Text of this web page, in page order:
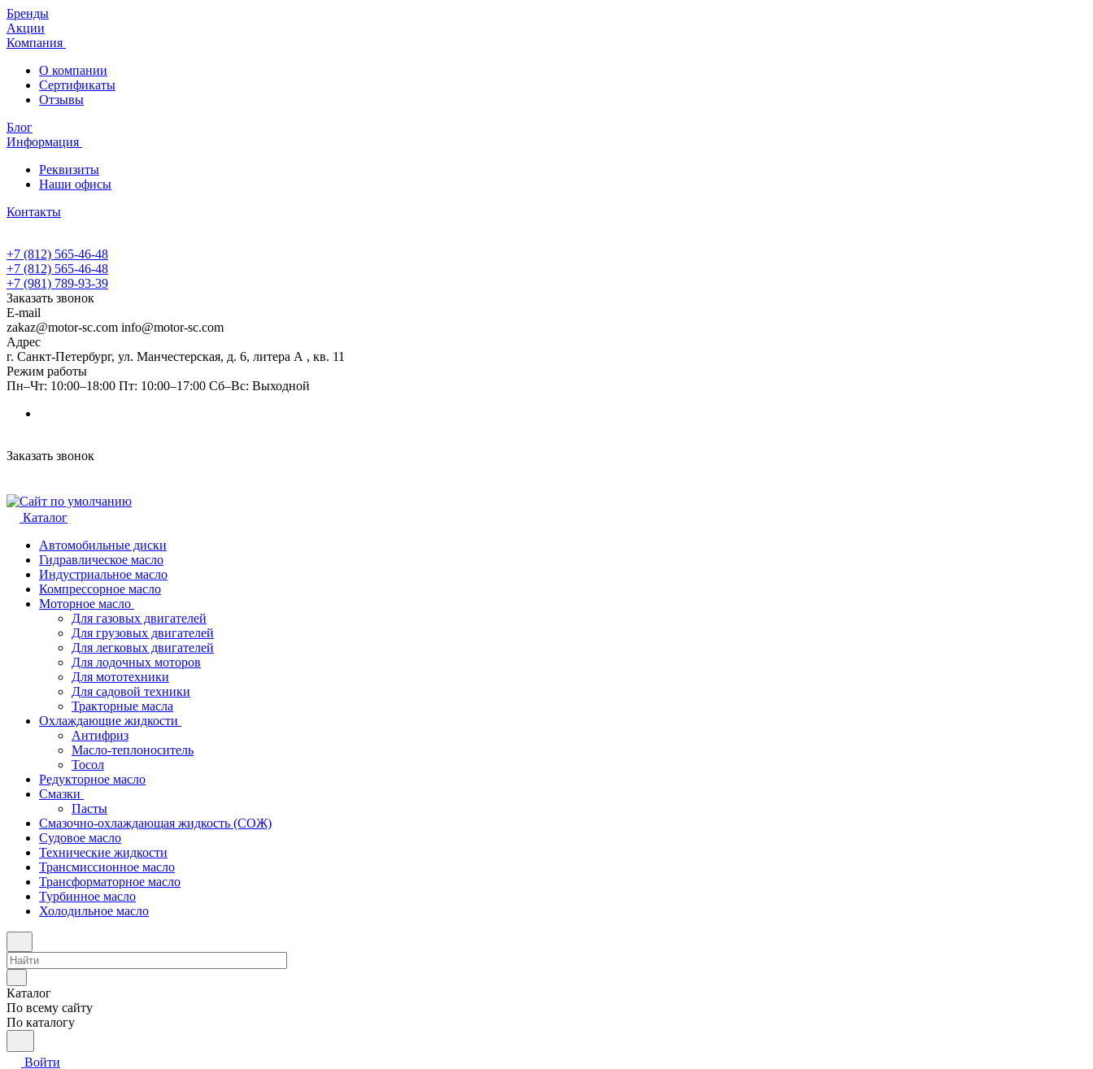
Бренды
Акции
Компания
О компании
Сертификаты
Отзывы
Блог
Информация
Реквизиты
Наши офисы
Контакты
+7 (812) 565-46-48
+7 (812) 565-46-48
+7 (981) 789-93-39
Заказать звонок
E-mail
zakaz@motor-sc.com info@motor-sc.com
Адрес
г. Санкт-Петербург, ул. Манчестерская, д. 6, литера А , кв. 11
Режим работы
Пн–Чт: 10:00–18:00 Пт: 10:00–17:00 Сб–Вс: Выходной
Заказать звонок
Каталог
Автомобильные диски
Гидравлическое масло
Индустриальное масло
Компрессорное масло
Моторное масло
Для газовых двигателей
Для грузовых двигателей
Для легковых двигателей
Для лодочных моторов
Для мототехники
Для садовой техники
Тракторные масла
Охлаждающие жидкости
Антифриз
Масло-теплоноситель
Тосол
Редукторное масло
Смазки
Пасты
Смазочно-охлаждающая жидкость (СОЖ)
Судовое масло
Технические жидкости
Трансмиссионное масло
Трансформаторное масло
Турбинное масло
Холодильное масло
Каталог
По всему сайту
По каталогу
Войти